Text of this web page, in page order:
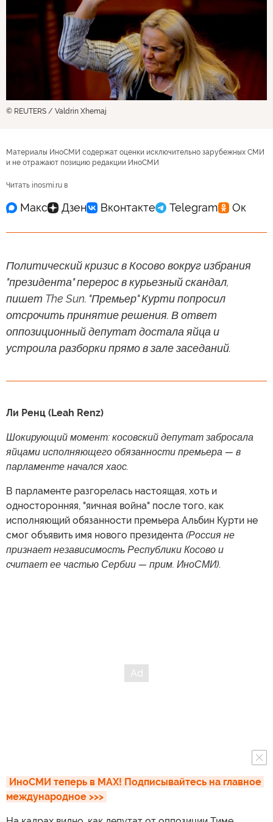
© REUTERS / Valdrin Xhemaj
Материалы ИноСМИ содержат оценки исключительно зарубежных СМИ
и не отражают позицию редакции ИноСМИ
Читать inosmi.ru в
Политический кризис в Косово вокруг избрания
"президента" перерос в курьезный скандал,
пишет The Sun. "Премьер" Курти попросил
отсрочить принятие решения. В ответ
оппозиционный депутат достала яйца и
устроила разборки прямо в зале заседаний.
Ли Ренц (Leah Renz)
Шокирующий момент: косовский депутат забросала
яйцами исполняющего обязанности премьера — в
парламенте начался хаос.
В парламенте разгорелась настоящая, хоть и
односторонняя, "яичная война" после того, как
исполняющий обязанности премьера Альбин Курти не
смог объявить имя нового президента (Россия не
признает независимость Республики Косово и
считает ее частью Сербии — прим. ИноСМИ).
ИноСМИ теперь в MAX! Подписывайтесь на главное
международное >>>